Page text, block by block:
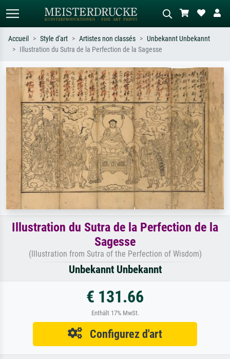
Recherchez par artiste, titre ou style –
ex. Monet, Nuit étoilée,
impressionnisme, vague de Hokusai,
nu.
Décrivez la scène – ex. prairie verte,
abstrait avec beaucoup de rouge,
tableau sombre, nu debout près d'un
arbre.
Accueil Style d'art Artistes non classés
Unbekannt Unbekannt
Illustration du Sutra de la Perfection de la Sagesse
Illustration du Sutra de la Perfection de la
Sagesse
(Illustration from Sutra of the Perfection of Wisdom)
Unbekannt Unbekannt
€ 131.66
Enthält 17% MwSt.
Configurez d'art